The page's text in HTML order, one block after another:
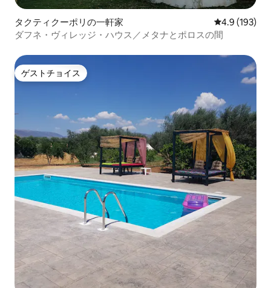
タクティクーポリの一軒家 レビュー193
4.9 (193)
ダフネ・ヴィレッジ・ハウス／メタナとポロスの間
ゲストチョイス
ゲストチョイス